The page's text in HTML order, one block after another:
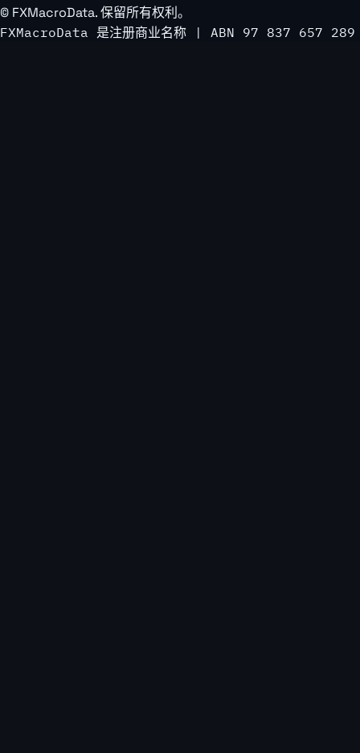
© FXMacroData. 保留所有权利。
FXMacroData 是注册商业名称 | ABN 97 837 657 289